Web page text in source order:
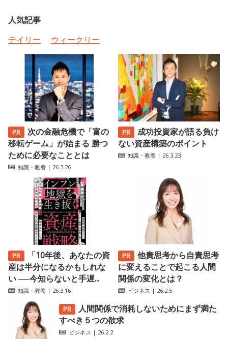
人気記事
デイリー
ウィークリー
次の金融危機で「富の
移転ゲーム」が始まる 勝つ
ために必要なこととは
知識・教養 | 26.3.26
成功投資家が語る負け
ない資産構築のポイント
知識・教養 | 26.3.23
「10年後、あなたの資
産は半分になるかもしれな
い ──今知らないと手遅...
知識・教養 | 26.3.16
他責思考から自責思考
に変えることで起こる人間
関係の変化とは？
ビジネス | 26.2.5
人間関係で消耗しないためにまず満た
すべき５つの欲求
ビジネス | 26.2.2